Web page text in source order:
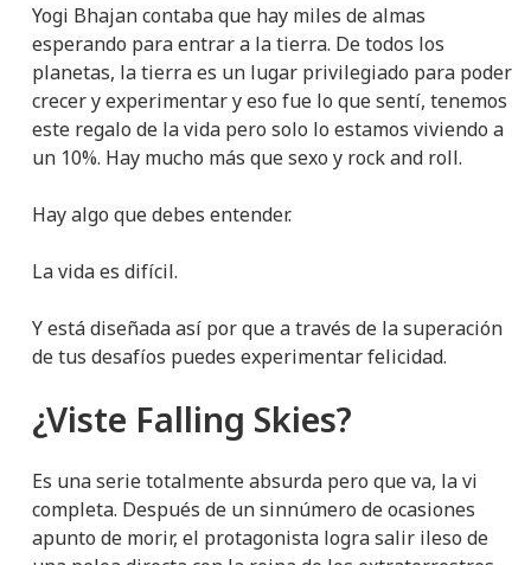
Yogi Bhajan contaba que hay miles de almas
esperando para entrar a la tierra. De todos los
planetas, la tierra es un lugar privilegiado para poder
crecer y experimentar y eso fue lo que sentí, tenemos
este regalo de la vida pero solo lo estamos viviendo a
un 10%. Hay mucho más que sexo y rock and roll.
Hay algo que debes entender.
La vida es difícil.
Y está diseñada así por que a través de la superación
de tus desafíos puedes experimentar felicidad.
¿Viste Falling Skies?
Es una serie totalmente absurda pero que va, la vi
completa. Después de un sinnúmero de ocasiones
apunto de morir, el protagonista logra salir ileso de